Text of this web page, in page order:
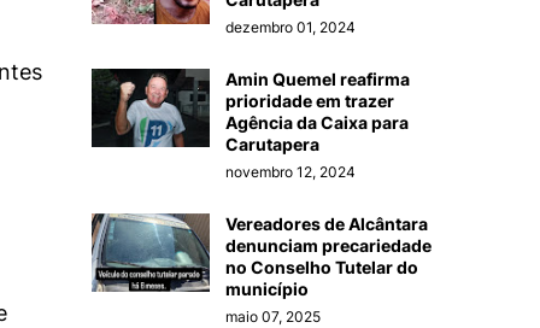
dezembro 01, 2024
Amin Quemel reafirma
prioridade em trazer
Agência da Caixa para
Carutapera
novembro 12, 2024
Vereadores de Alcântara
denunciam precariedade
no Conselho Tutelar do
município
maio 07, 2025